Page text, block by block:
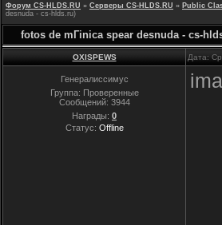
Форум CS-HLDS.RU » Серверы CS-HLDS.RU » Public
desnuda - cs-hlds.ru)
fotos de mГіnica spear desnuda - cs-
OXISPEWS Дата:
Генералиссимус
Группа: Проверенные
Сообщений: 3944
Награды: 0
Статус: Offline